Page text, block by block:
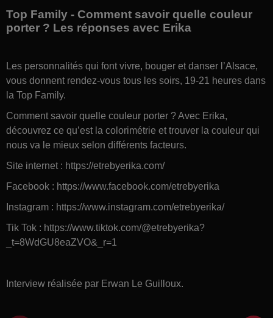
Top Family - Comment savoir quelle couleur
porter ? Les réponses avec Erika
Les personnalités qui font vivre, bouger et danser l’Alsace,
vous donnent rendez-vous tous les soirs, 19-21 heures dans
la Top Family.
Comment savoir quelle couleur porter ? Avec Erika,
découvrez ce qu’est la colorimétrie et trouver la couleur qui
nous va le mieux selon différents facteurs.
Site internet : https://etrebyerika.com/
Facebook : https://www.facebook.com/etrebyerika
Instagram : https://www.instagram.com/etrebyerika/
Tik Tok : https://www.tiktok.com/@etrebyerika?
_t=8WdGU8eaZVO&_r=1
Interview réalisée par Erwan Le Guilloux.